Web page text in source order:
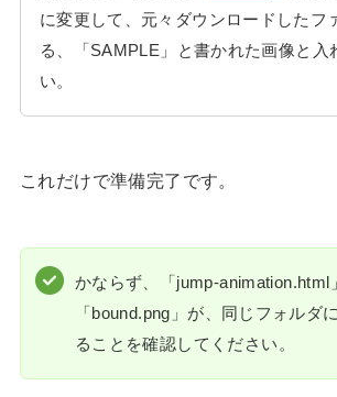
に変更して、元々ダウンロードしたフ
る、「SAMPLE」と書かれた画像と入
い。
これだけで準備完了です。
かならず、「jump-animation.html
「bound.png」が、同じフォルダ
ることを確認してください。